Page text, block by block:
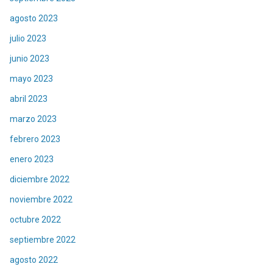
agosto 2023
julio 2023
junio 2023
mayo 2023
abril 2023
marzo 2023
febrero 2023
enero 2023
diciembre 2022
noviembre 2022
octubre 2022
septiembre 2022
agosto 2022